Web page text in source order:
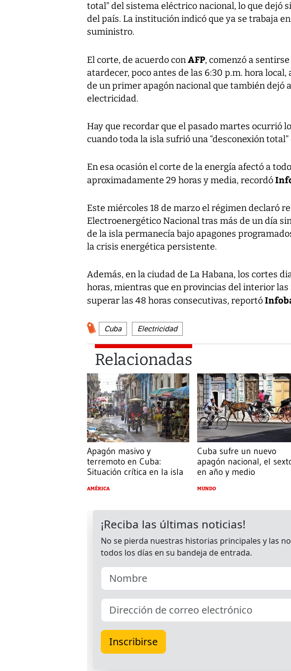
total” del sistema eléctrico nacional, lo que dejó
del país. La institución indicó que ya se trabaja
suministro.
El corte, de acuerdo conAFP, comenzó a
atardecer, poco antes de las 6:30 p.m. hora local,
de un primer apagón nacional que también dejó
electricidad.
Hay que recordar que el pasado martes ocurrió
cuando toda la isla sufrió una “desconexión
En esa ocasión el corte de la energía afectó a
aproximadamente 29 horas y media, recordó
Este miércoles 18 de marzo el régimen declaró
Electroenergético Nacional tras más de un día
de la isla permanecía bajo apagones
la crisis energética persistente.
Además, en la ciudad de La Habana, los cortes
horas, mientras que en provincias del interior
superar las 48 horas consecutivas, reportó
Cuba Electricidad
Relacionadas
Apagón masivo y
terremoto en Cuba:
Situación crítica en la isla
AMÉRICA
Cuba sufre un nuevo
apagón nacional, el
en año y medio
MUNDO